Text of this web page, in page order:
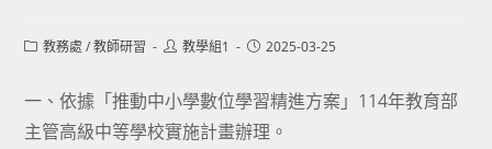
Post教務處 / 教師研習
Post教學組1
Post2025-03-25
一、依據「推動中小學數位學習精進方案」114年教育部
主管高級中等學校實施計畫辦理。